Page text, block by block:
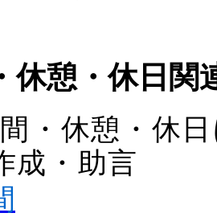
休憩・休日関
・休憩・休
成・助言